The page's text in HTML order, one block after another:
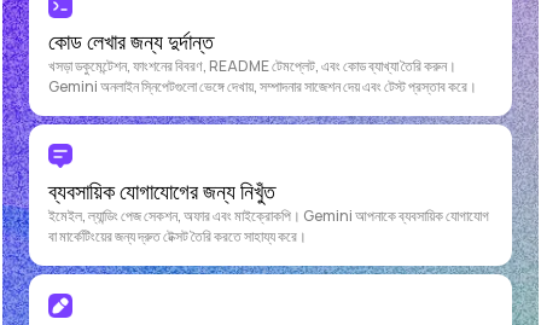
কোড লেখার জন্য দুর্দান্ত
খসড়া ডকুমেন্টেশন, ফাংশনের বিবরণ, README টেমপ্লেট, এবং কোড ব্যাখ্যা তৈরি করুন।
Gemini অনলাইন স্নিপেটগুলো ভেঙ্গে দেখায়, সম্পাদনার সাজেশন দেয় এবং টেস্ট প্রস্তাব করে।
ব্যবসায়িক যোগাযোগের জন্য নিখুঁত
ইমেইল, ল্যান্ডিং পেজ সেকশন, অফার এবং মাইক্রোকপি। Gemini আপনাকে ব্যবসায়িক যোগাযোগ
বা মার্কেটিংয়ের জন্য দ্রুত টেক্সট তৈরি করতে সাহায্য করে।